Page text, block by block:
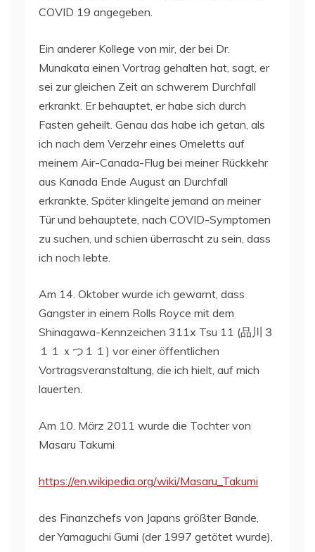
COVID 19 angegeben.
Ein anderer Kollege von mir, der bei Dr.
Munakata einen Vortrag gehalten hat, sagt, er
sei zur gleichen Zeit an schwerem Durchfall
erkrankt. Er behauptet, er habe sich durch
Fasten geheilt. Genau das habe ich getan, als
ich nach dem Verzehr eines Omeletts auf
meinem Air-Canada-Flug bei meiner Rückkehr
aus Kanada Ende August an Durchfall
erkrankte. Später klingelte jemand an meiner
Tür und behauptete, nach COVID-Symptomen
zu suchen, und schien überrascht zu sein, dass
ich noch lebte.
Am 14. Oktober wurde ich gewarnt, dass
Gangster in einem Rolls Royce mit dem
Shinagawa-Kennzeichen 311x Tsu 11 (品川３
１１ｘつ１１) vor einer öffentlichen
Vortragsveranstaltung, die ich hielt, auf mich
lauerten.
Am 10. März 2011 wurde die Tochter von
Masaru Takumi
https://en.wikipedia.org/wiki/Masaru_Takumi
des Finanzchefs von Japans größter Bande,
der Yamaguchi Gumi (der 1997 getötet wurde),